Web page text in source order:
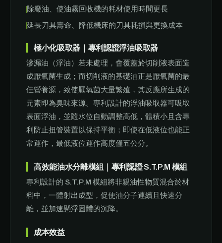
除廢油、使油霧回收機的耗材使用時間更長
延長刀具壽命、降低機床的刀具耗損與更換成本
極小化吸取器｜專利認證浮油吸取器
滲漏油（浮油）若未處理，會覆蓋於切削液表面造
成厭氧菌生成；而切削液的基礎油正是厭氧菌的最
佳營養源，致使厭氧菌大量繁殖，其反應所生成的
元素即為臭味來源。專利設計的浮油吸取器可吸取
表面浮油，並隨水位自動調整高低，體積小且含專
利防止扭管裝置以保持平衡；即使在低液位也能正
常運作，最低液位運作高度僅五公分。
高效能油水分離模組｜專利認證 S.T.P.M 模組
專利設計的 S.T.P.M 模組將非親油性物質混合於材
料中，一體射出成型，促使油分子連續且快速分
離，並加速懸浮固體的沉降。
成本效益